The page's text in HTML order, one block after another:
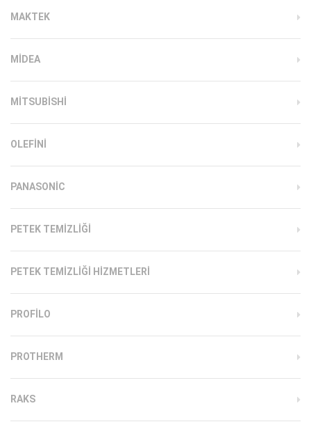
MAKTEK
MIDEA
MITSUBISHI
OLEFINI
PANASONIC
PETEK TEMIZLIĞI
PETEK TEMIZLIĞI HIZMETLERI
PROFILO
PROTHERM
RAKS